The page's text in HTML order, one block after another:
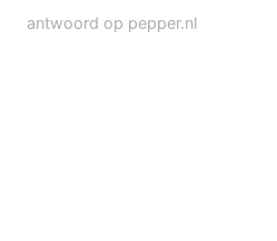
antwoord op pepper.nl